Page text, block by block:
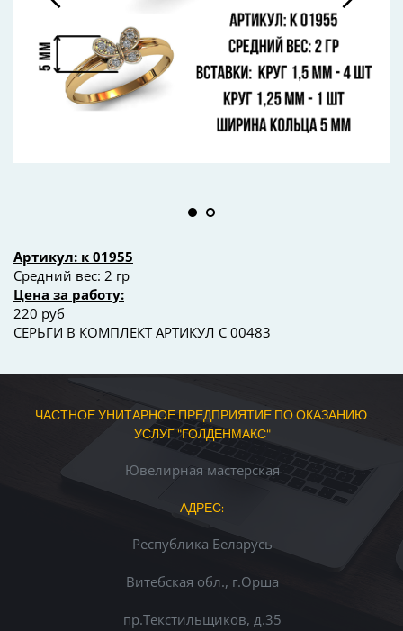
Артикул: к 01955
Средний вес: 2 гр
Цена за работу:
220 руб
СЕРЬГИ В КОМПЛЕКТ АРТИКУЛ С 00483
ЧАСТНОЕ УНИТАРНОЕ ПРЕДПРИЯТИЕ ПО ОКАЗАНИЮ
УСЛУГ "ГОЛДЕНМАКС"
Ювелирная мастерская
АДРЕС:
Республика Беларусь
Витебская обл., г.Орша
пр.Текстильщиков, д.35